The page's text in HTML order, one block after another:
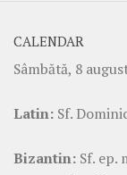
CALENDAR
Sâmbătă, 8
Latin: Sf.
Bizantin: Sf. ep.